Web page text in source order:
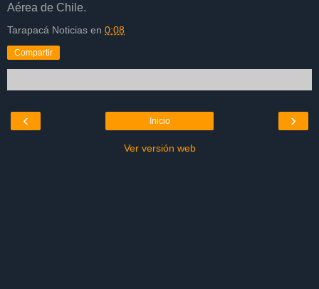
Aérea de Chile.
Tarapacá Noticias en 0:08
Compartir
‹ ›
Inicio
Ver versión web